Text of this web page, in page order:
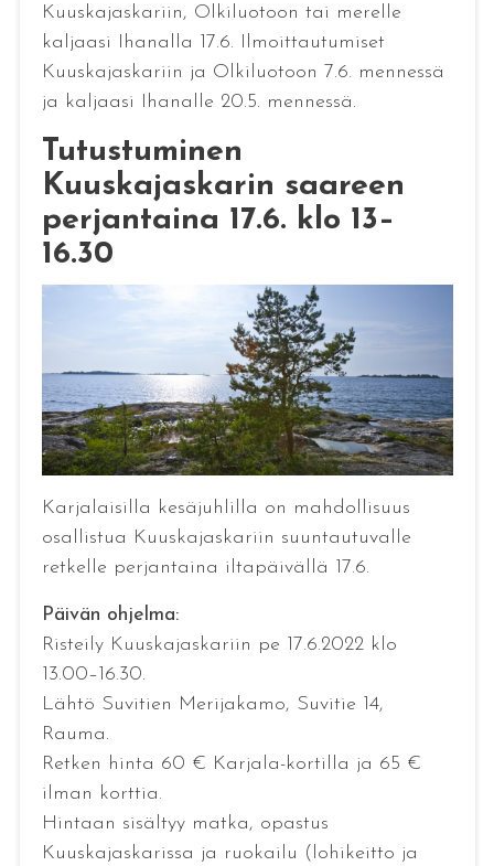
Kuuskajaskariin, Olkiluotoon tai merelle
kaljaasi Ihanalla 17.6. Ilmoittautumiset
Kuuskajaskariin ja Olkiluotoon 7.6. mennessä
ja kaljaasi Ihanalle 20.5. mennessä.
Tutustuminen
Kuuskajaskarin saareen
perjantaina 17.6. klo 13–
16.30
Karjalaisilla kesäjuhlilla on mahdollisuus
osallistua Kuuskajaskariin suuntautuvalle
retkelle perjantaina iltapäivällä 17.6.
Päivän ohjelma:
Risteily Kuuskajaskariin pe 17.6.2022 klo
13.00–16.30.
Lähtö Suvitien Merijakamo, Suvitie 14,
Rauma.
Retken hinta 60 € Karjala-kortilla ja 65 €
ilman korttia.
Hintaan sisältyy matka, opastus
Kuuskajaskarissa ja ruokailu (lohikeitto ja